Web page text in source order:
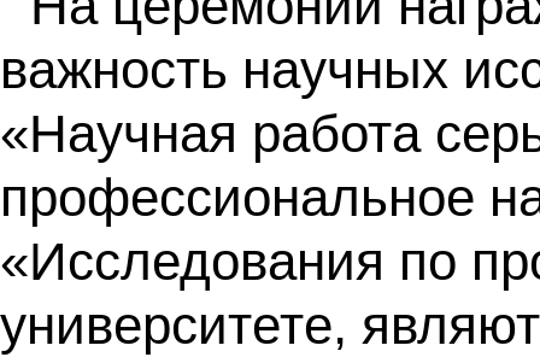
важность научных
«Научная работа
профессиональное
«Исследования по
университете,